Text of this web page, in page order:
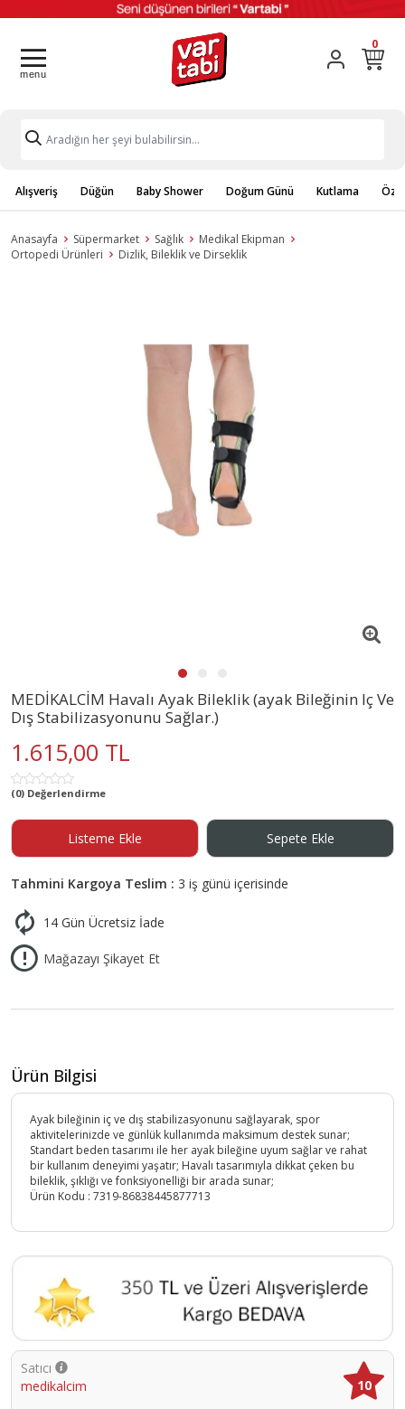
0
Alışveriş Düğün Baby Shower Doğum Günü Kutlama
Anasayfa Süpermarket Sağlık
Medikal Ekipman
Ortopedi Ürünleri
Dizlik, Bileklik ve Dirseklik
MEDİKALCİM Havalı Ayak Bileklik (ayak Bileğinin Iç Ve
Dış Stabilizasyonunu Sağlar.)
1.615,00 TL
(0) Değerlendirme
Listeme Ekle Sepete Ekle
Tahmini Kargoya Teslim : 3 iş günü içerisinde
14 Gün Ücretsiz İade
Mağazayı Şikayet Et
Ürün Bilgisi
Ayak bileğinin iç ve dış stabilizasyonunu sağlayarak, spor
aktivitelerinizde ve günlük kullanımda maksimum destek sunar;
Standart beden tasarımı ile her ayak bileğine uyum sağlar ve rahat
bir kullanım deneyimi yaşatır; Havalı tasarımıyla dikkat çeken bu
bileklik, şıklığı ve fonksiyonelliği bir arada sunar;
Ürün Kodu : 7319-86838445877713
Satıcı
medikalcim
10